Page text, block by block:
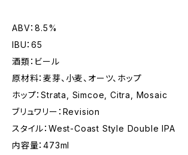
ABV：8.5%
IBU：65
酒類：ビール
原材料：麦芽、小麦、オーツ、ホップ
ホップ：Strata, Simcoe, Citra, Mosaic
ブリュワリー：Revision
スタイル：West-Coast Style Double IPA
内容量：473ml